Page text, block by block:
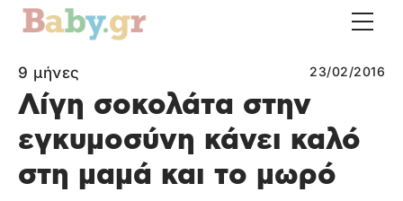
9 μήνες 23/02/2016
Λίγη σοκολάτα στην
εγκυμοσύνη κάνει καλό
στη μαμά και το μωρό